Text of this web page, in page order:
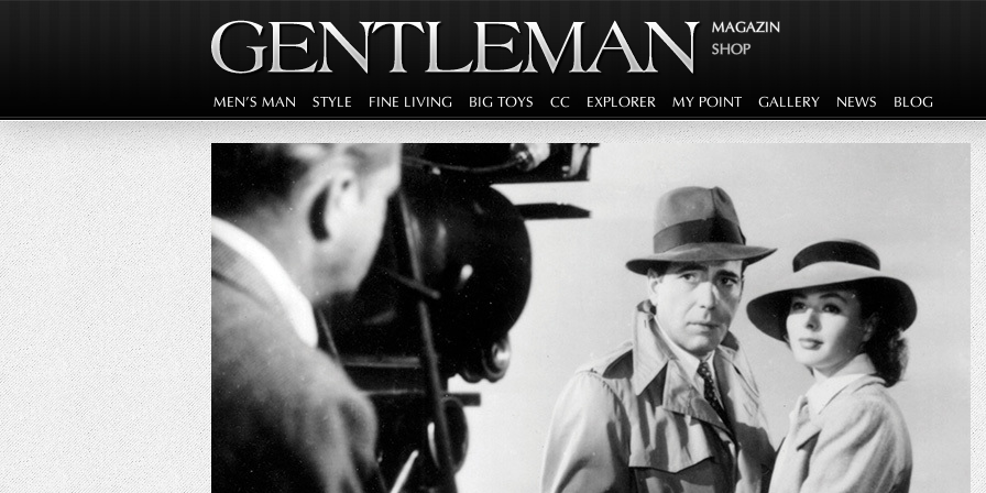
MAGAZIN
SHOP
MEN'S MAN STYLE FINE LIVING BIG TOYS CC EXPLORER MY POINT GALLERY NEWS BLOG